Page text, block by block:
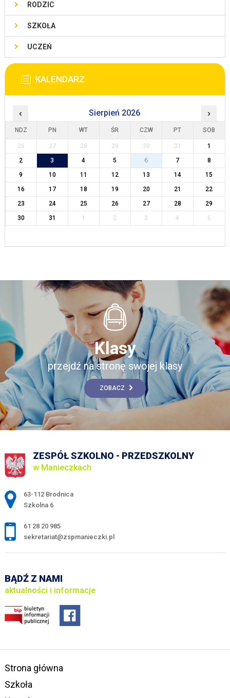
RODZIC
SZKOŁA
UCZEŃ
KALENDARZ
‹ Sierpień 2026 ›
NDZ PN WT ŚR CZW PT SOB
26 27 28 29 30 31
1
2
3 4 5 6 7
8
9
10 11 12 13 14
15
16
17 18 19 20 21
22
23
24 25 26 27 28
29
30
31 1 2 3 4 5
Klasy
przejdź na stronę swojej klasy
ZOBACZ
ZESPÓŁ SZKOLNO - PRZEDSZKOLNY
w Manieczkach
Adres pocztowy:
63-112 Brodnica
Szkolna 6
61 28 20 985
sekretariat@zspmanieczki.pl
BĄDŹ Z NAMI
aktualności i informacje
Strona główna
Szkoła